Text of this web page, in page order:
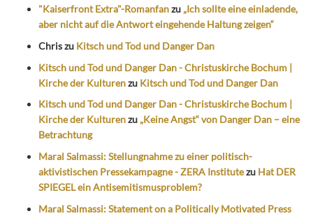
"Kaiserfront Extra"-Romanfanzu „Ich sollte eine einladende,
aber nicht auf die Antwort eingehende Haltung zeigen“
Chriszu Kitsch und Tod und Danger Dan
Kitsch und Tod und Danger Dan - Christuskirche Bochum |
Kirche der Kulturenzu Kitsch und Tod und Danger Dan
Kitsch und Tod und Danger Dan - Christuskirche Bochum |
Kirche der Kulturenzu „Keine Angst“ von Danger Dan – eine
Betrachtung
Maral Salmassi: Stellungnahme zu einer politisch-
aktivistischen Pressekampagne - ZERA Institutezu Hat DER
SPIEGEL ein Antisemitismusproblem?
Maral Salmassi: Statement on a Politically Motivated Press